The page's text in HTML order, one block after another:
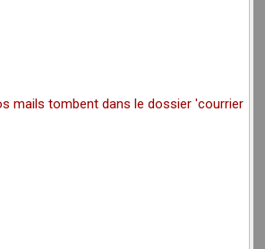
mails tombent dans le dossier 'courrier